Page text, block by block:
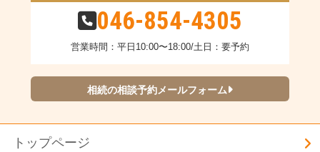
046-854-4305
営業時間：平日10:00〜18:00/土日：要予約
相続の相談予約メールフォーム
トップページ